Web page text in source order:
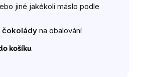
jiné jakékoli máslo podle
čokolády na obalování
košíku